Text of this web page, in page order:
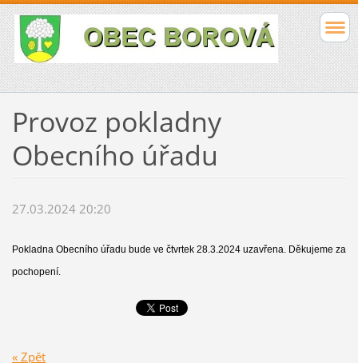
Provoz pokladny
Obecního úřadu
27.03.2024 20:20
Pokladna Obecního úřadu bude ve čtvrtek 28.3.2024 uzavřena. Děkujeme za
pochopení.
« Zpět